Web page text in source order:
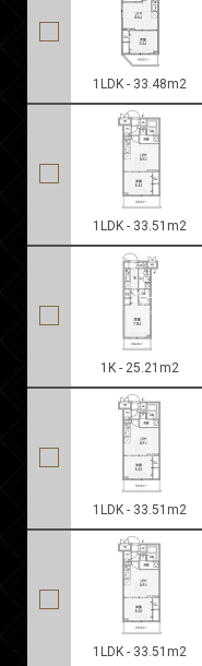
1LDK - 33.48m2
1LDK - 33.51m2
1K - 25.21m2
1LDK - 33.51m2
1LDK - 33.51m2